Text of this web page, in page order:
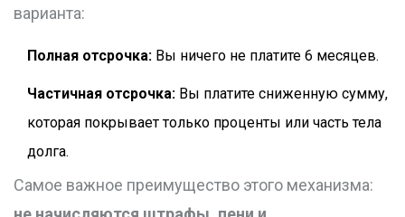
варианта:
Полная отсрочка: Вы ничего не платите 6 месяцев.
Частичная отсрочка: Вы платите сниженную сумму,
которая покрывает только проценты или часть тела
долга.
Самое важное преимущество этого механизма: